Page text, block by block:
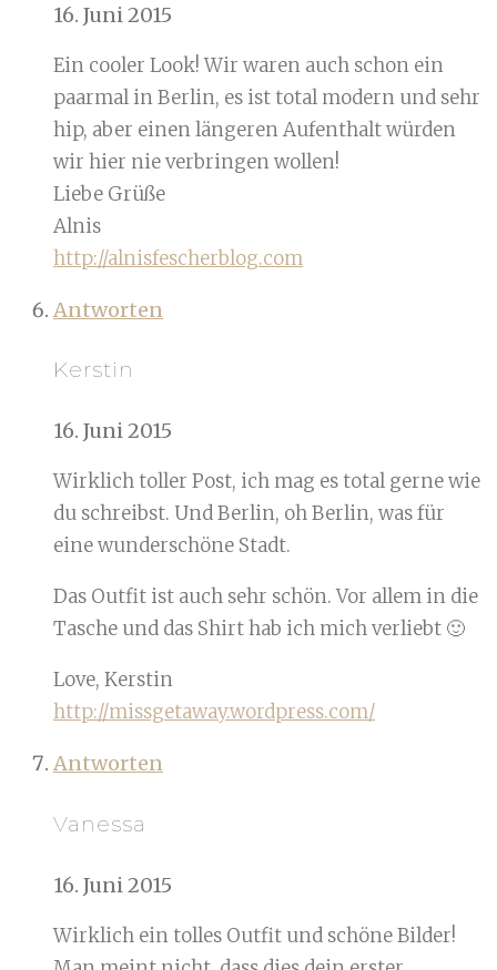
16. Juni 2015
Ein cooler Look! Wir waren auch schon ein
paarmal in Berlin, es ist total modern und sehr
hip, aber einen längeren Aufenthalt würden
wir hier nie verbringen wollen!
Liebe Grüße
Alnis
http://alnisfescherblog.com
Antworten
Kerstin
16. Juni 2015
Wirklich toller Post, ich mag es total gerne wie
du schreibst. Und Berlin, oh Berlin, was für
eine wunderschöne Stadt.
Das Outfit ist auch sehr schön. Vor allem in die
Tasche und das Shirt hab ich mich verliebt 🙂
Love, Kerstin
http://missgetaway.wordpress.com/
Antworten
Vanessa
16. Juni 2015
Wirklich ein tolles Outfit und schöne Bilder!